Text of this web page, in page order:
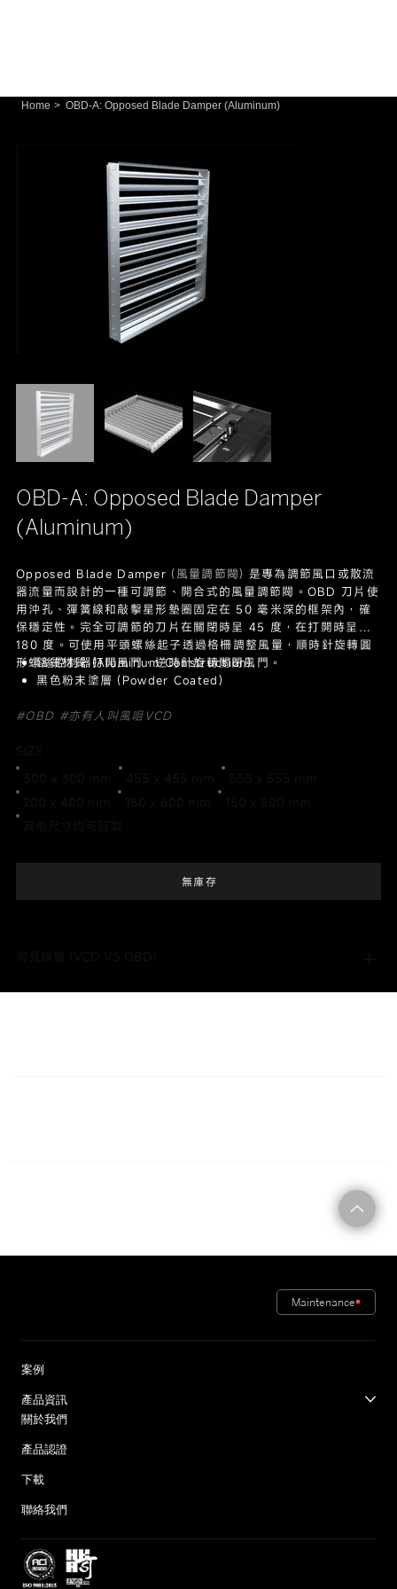
Home > OBD-A: Opposed Blade Damper (Aluminum)
OBD-A: Opposed Blade Damper
(Aluminum)
Opposed Blade Damper (風量調節閥) 是專為調節風口或散流
器流量而設計的一種可調節、開合式的風量調節閥。OBD 刀片使
用沖孔、彈簧線和敲擊星形墊圈固定在 50 毫米深的框架內，確
保穩定性。完全可調節的刀片在關閉時呈 45 度，在打開時呈
180 度。可使用平頭螺絲起子透過格柵調整風量，順時針旋轉圓
形螺絲控制器打開風門，逆時針旋轉關閉風門。
鋁質材質 (Aluminum Construction)
黑色粉末塗層 (Powder Coated)
#OBD #亦有人叫風咀VCD
無庫存
Maintenance
案例
產品資訊
關於我們
產品認證
下載
聯絡我們